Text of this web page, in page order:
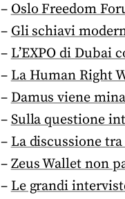
–Oslo Freedom
–Gli schiavi
–L’EXPO di Dubai
–La Human Right
–Damus viene
–Sulla questione
–La discussione
–Zeus Wallet non
–Le grandi